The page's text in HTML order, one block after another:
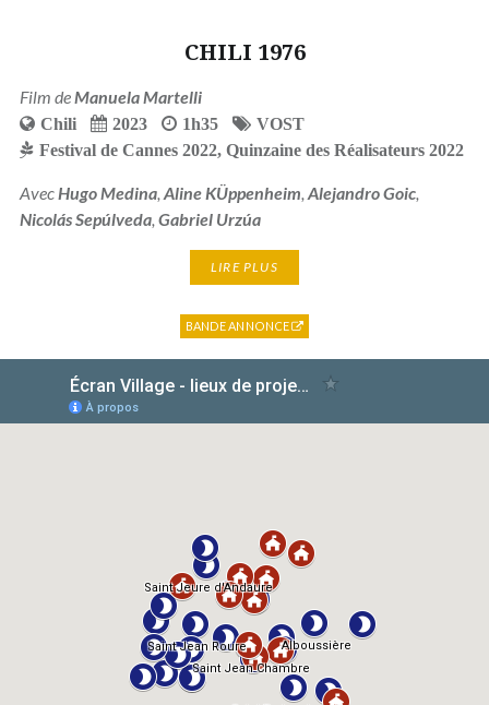
CHILI 1976
Film de Manuela Martelli
Chili 2023 1h35
VOST
Festival de Cannes 2022, Quinzaine des Réalisateurs 2022
Avec Hugo Medina, Aline KÜppenheim Alejandro Goic,
Nicolás Sepúlveda, Gabriel Urzúa
LIRE PLUS
BANDE ANNONCE